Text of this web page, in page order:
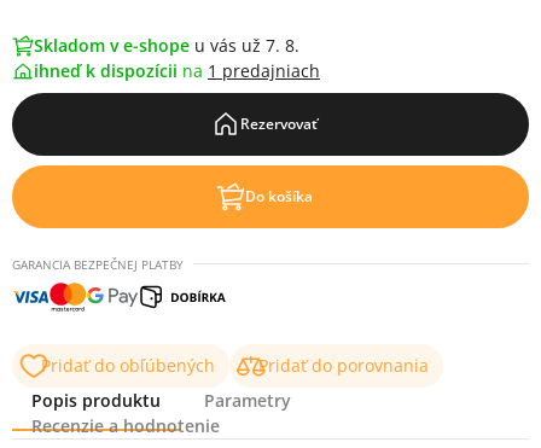
Skladom v e-shope u vás už 7. 8.
ihneď k dispozícii na 1 predajniach
Rezervovať
Do košíka
GARANCIA BEZPEČNEJ PLATBY
Pridať do obľúbených
Pridať do porovnania
Popis produktu
Parametry
Recenzie a hodnotenie